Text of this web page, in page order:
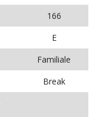
166
E
Familiale
Break